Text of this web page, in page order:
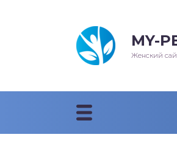
MY-
Женский
прически 2018
стрижки 2018